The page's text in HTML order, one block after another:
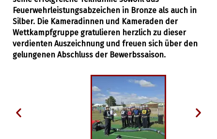
Feuerwehrleistungsabzeichen in Bronze als auch in
Silber. Die Kameradinnen und Kameraden der
Wettkampfgruppe gratulieren herzlich zu dieser
verdienten Auszeichnung und freuen sich über den
gelungenen Abschluss der Bewerbssaison.